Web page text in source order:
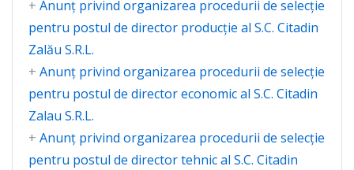
+ Anunț privind organizarea procedurii de selecție
pentru postul de director producție al S.C. Citadin
Zalău S.R.L.
+ Anunț privind organizarea procedurii de selecție
pentru postul de director economic al S.C. Citadin
Zalau S.R.L.
+ Anunț privind organizarea procedurii de selecție
pentru postul de director tehnic al S.C. Citadin